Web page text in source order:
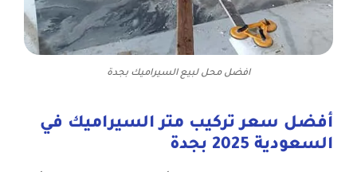
افضل محل لبيع السيراميك بجدة
أفضل سعر تركيب متر السيراميك في
السعودية 2025 بجدة